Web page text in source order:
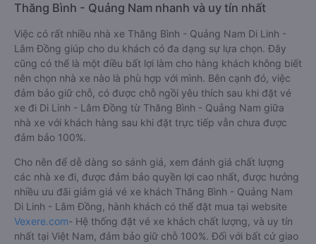
Thăng Bình - Quảng Nam nhanh và uy tín nhất
Việc có rất nhiều nhà xe Thăng Bình - Quảng Nam Di Linh -
Lâm Đồng giúp cho du khách có đa dạng sự lựa chọn. Đây
cũng có thể là một điều bất lợi làm cho hàng khách không biết
nên chọn nhà xe nào là phù hợp với mình. Bên cạnh đó, việc
đảm bảo giữ chỗ, có được chỗ ngồi yêu thích sau khi đặt vé
xe đi Di Linh - Lâm Đồng từ Thăng Bình - Quảng Nam giữa
nhà xe với khách hàng sau khi đặt trực tiếp vẫn chưa được
đảm bảo 100%.
Cho nên để dễ dàng so sánh giá, xem đánh giá chất lượng
các nhà xe đi, được đảm bảo quyền lợi cao nhất, được hưởng
nhiều ưu đãi giảm giá vé xe khách Thăng Bình - Quảng Nam
Di Linh - Lâm Đồng, hành khách có thể đặt mua tại website
Vexere.com- Hệ thống đặt vé xe khách chất lượng, và uy tín
nhất tại Việt Nam, đảm bảo giữ chỗ 100%. Đối với bất cứ giao